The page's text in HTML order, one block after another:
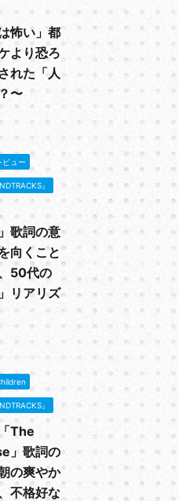
怖い」都
より恐ろ
れた「人
〜
ビュー
』
歌詞の意
向くこと
50代の
リアリズ
』
The
」歌詞の
の爽やか
不格好な